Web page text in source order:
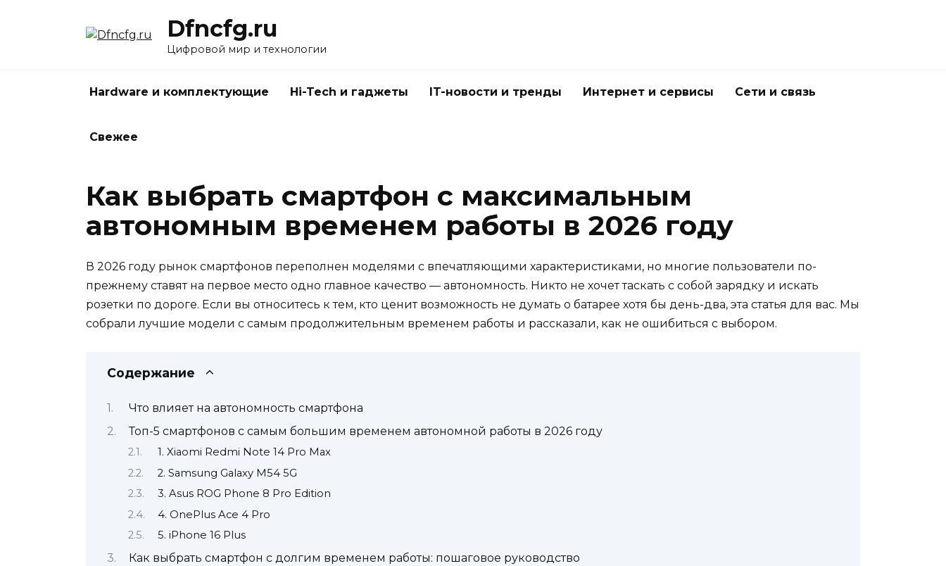
Dfncfg.ru
Цифровой мир и технологии
Hardware и комплектующие Hi-Tech и гаджеты IT-новости и тренды Интернет и сервисы Сети и связь
Свежее
Как выбрать смартфон с максимальным
автономным временем работы в 2026 году
В 2026 году рынок смартфонов переполнен моделями с впечатляющими характеристиками, но многие пользователи по-
прежнему ставят на первое место одно главное качество — автономность. Никто не хочет таскать с собой зарядку и искать
розетки по дороге. Если вы относитесь к тем, кто ценит возможность не думать о батарее хотя бы день-два, эта статья для вас. Мы
собрали лучшие модели с самым продолжительным временем работы и рассказали, как не ошибиться с выбором.
Содержание
Что влияет на автономность смартфона
Топ-5 смартфонов с самым большим временем автономной работы в 2026 году
1. Xiaomi Redmi Note 14 Pro Max
2. Samsung Galaxy M54 5G
3. Asus ROG Phone 8 Pro Edition
4. OnePlus Ace 4 Pro
5. iPhone 16 Plus
Как выбрать смартфон с долгим временем работы: пошаговое руководство